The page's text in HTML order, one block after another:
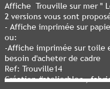
Affiche Trouville sur mer "
2 versions vous sont
- Affiche imprimée sur
ou:
-Affiche imprimée sur toile
besoin d'acheter de cadre
Ref: Trouville14
Création #atelierblec ,